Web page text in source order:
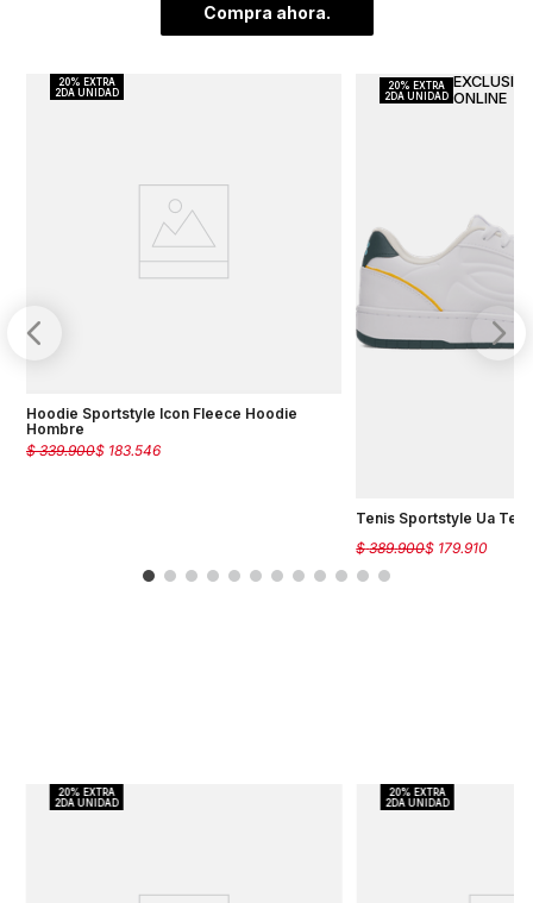
Compra ahora.
Hoodie Sportstyle Icon Fleece Hoodie
Hombre
$ 183.546
$ 339.900
Tenis Sportstyle Ua
$ 179.910
$ 389.900